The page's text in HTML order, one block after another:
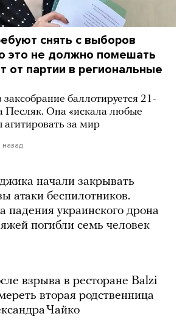
снять с выборов
это не должно помешать
от партии в региональные
баллотируется 21-
Песляк. Она «искала любые
агитировать за мир
назад
начали закрывать
атаки беспилотников.
падения украинского дрона
погибли семь человек
взрыва в ресторане Balzi
вторая родственница
Чайко